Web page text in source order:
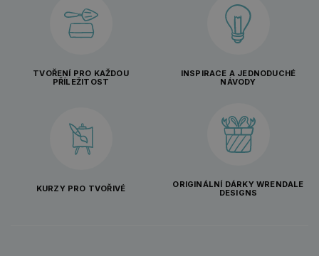
TVOŘENÍ PRO KAŽDOU
PŘÍLEŽITOST
INSPIRACE A JEDNODUCHÉ
NÁVODY
KURZY PRO TVOŘIVÉ
ORIGINÁLNÍ DÁRKY WRENDALE
DESIGNS